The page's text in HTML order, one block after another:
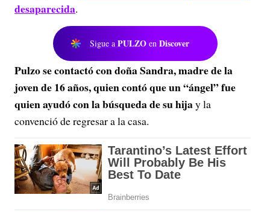
desaparecida.
Sigue a PULZO en Discover
Pulzo se contactó con doña Sandra, madre de la
joven de 16 años, quien contó que un “ángel” fue
quien ayudó con la búsqueda de su hijay la
convenció de regresar a la casa.